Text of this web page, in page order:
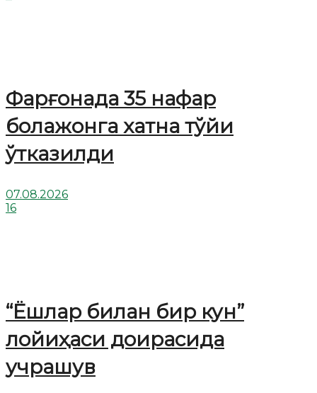
Фарғонада 35 нафар
болажонга хатна тўйи
ўтказилди
07.08.2026
16
“Ёшлар билан бир кун”
лойиҳаси доирасида
учрашув